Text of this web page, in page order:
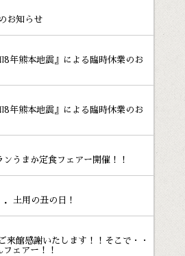
お知らせ
8年熊本地震』による臨時休業のお
8年熊本地震』による臨時休業のお
うまか定食フェアー開催！！
土用の丑の日！
来館感謝いたします！！そこで・・
ェアー！！